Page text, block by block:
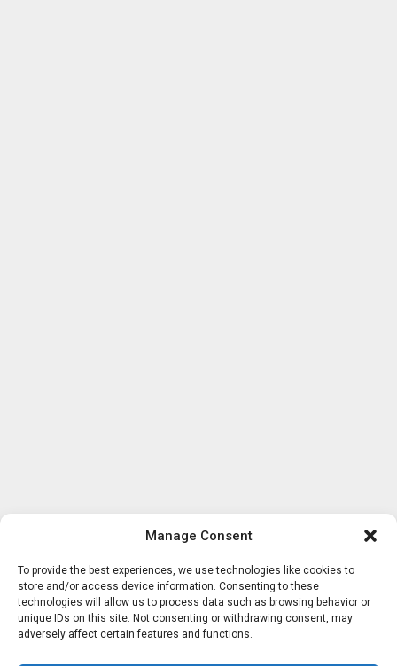
Manage Consent
To provide the best experiences, we use technologies like cookies to
store and/or access device information. Consenting to these
technologies will allow us to process data such as browsing behavior or
unique IDs on this site. Not consenting or withdrawing consent, may
adversely affect certain features and functions.